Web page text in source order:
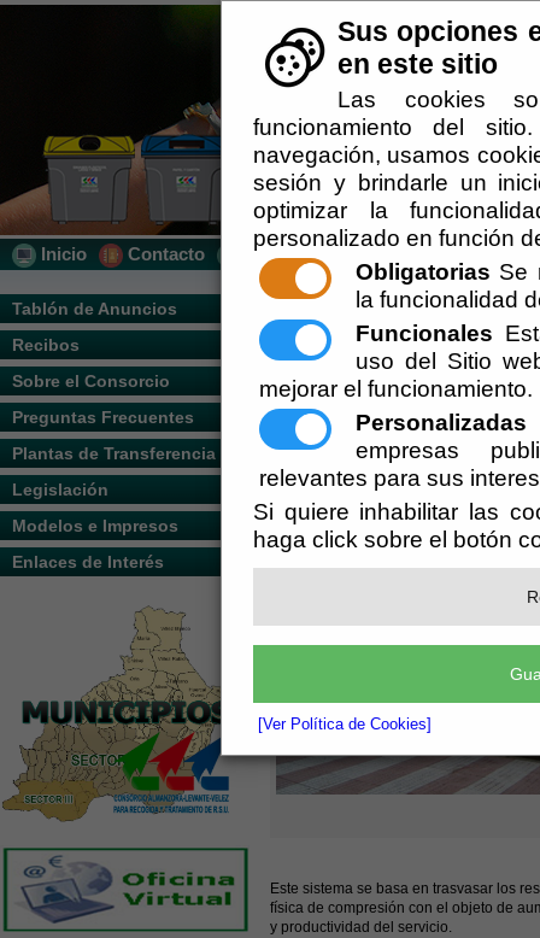
Sus opciones
en este sitio
Las cookies
funcionamiento del
navegación, usamos
sesión y brindarle un
optimizar la
personalizado en función
Obligatorias Se
la funcionalidad
Funcionales
uso del Sitio
mejorar el funcionamiento.
Personalizadas
empresas
relevantes para sus
Si quiere inhabilitar las
haga click sobre el botón
[Ver Política de Cookies]
Inicio Contacto Localización
Tablón de Anuncios
Recibos
Sobre el Consorcio
Preguntas Frecuentes
Plantas de Transferencia
Legislación
Modelos e Impresos
Enlaces de Interés
Usted se encuentra aquí:Inicio //
Escuchar
Descripción del Servicio
Este sistema se basa en trasvasar los
física de compresión con el objeto de
y productividad del servicio.